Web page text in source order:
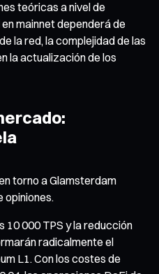
teóricas a nivel de
mainnet dependerá de
la red, la complejidad de las
la actualización de los
torno a Glamsterdam
opiniones.
10 000 TPS y la reducción
radicalmente el
L1. Con los costes de